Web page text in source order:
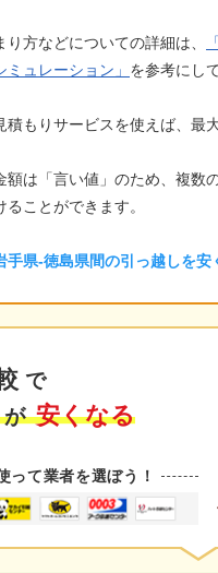
方などについての詳細は、
ュレーション」 を参考にし
積もりサービスを使えば、最
額は「言い値」のため、複数
ことができます。
県-徳島県間の引っ越しを安
で
が 安くなる
って業者を選ぼう！